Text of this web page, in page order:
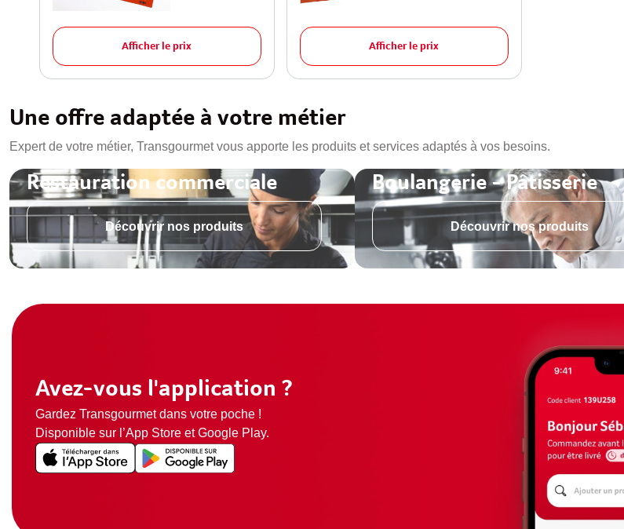
Afficher le prix Afficher le prix
Une offre adaptée à votre métier
Expert de votre métier, Transgourmet vous apporte les produits et services adaptés à vos besoins.
Restauration commerciale
Découvrir nos produits
Boulangerie - Pâtisserie
Découvrir nos produits
Avez-vous l'application ?
Gardez Transgourmet dans votre poche !
Disponible sur l’App Store et Google Play.